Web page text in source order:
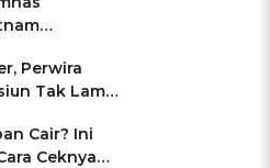
di Pakansari
Perwira
Tak Lama
Cair? Ini
Ceknya